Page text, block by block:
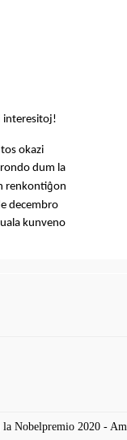
interesitoj!
okazi
dum la
renkontiĝon
decembro
kunveno
Nobelpremio 2020 -